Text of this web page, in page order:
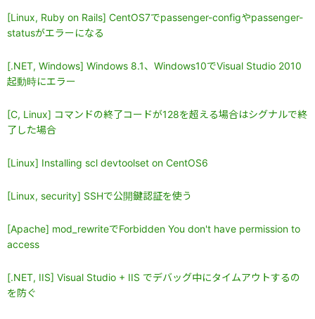
[Linux, Ruby on Rails] CentOS7でpassenger-configやpassenger-
statusがエラーになる
[.NET, Windows] Windows 8.1、Windows10でVisual Studio 2010
起動時にエラー
[C, Linux] コマンドの終了コードが128を超える場合はシグナルで終
了した場合
[Linux] Installing scl devtoolset on CentOS6
[Linux, security] SSHで公開鍵認証を使う
[Apache] mod_rewriteでForbidden You don't have permission to
access
[.NET, IIS] Visual Studio + IIS でデバッグ中にタイムアウトするの
を防ぐ